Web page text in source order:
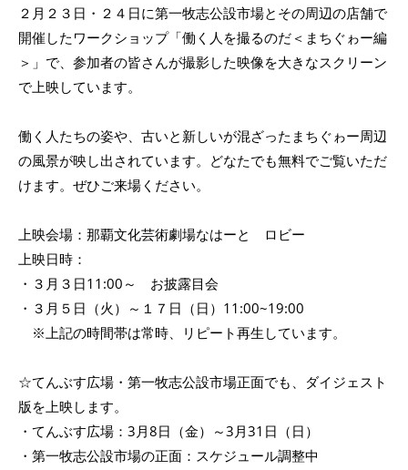
２月２３日・２４日に第一牧志公設市場とその周辺の店舗で
開催したワークショップ「働く人を撮るのだ＜まちぐゎー編
＞」で、参加者の皆さんが撮影した映像を大きなスクリーン
で上映しています。
働く人たちの姿や、古いと新しいが混ざったまちぐゎー周辺
の風景が映し出されています。どなたでも無料でご覧いただ
けます。ぜひご来場ください。
上映会場：那覇文化芸術劇場なはーと ロビー
上映日時：
・３月３日11:00～ お披露目会
・３月５日（火）～１７日（日）11:00~19:00
※上記の時間帯は常時、リピート再生しています。
☆てんぶす広場・第一牧志公設市場正面でも、ダイジェスト
版を上映します。
・てんぶす広場：3月8日（金）～3月31日（日）
・第一牧志公設市場の正面：スケジュール調整中